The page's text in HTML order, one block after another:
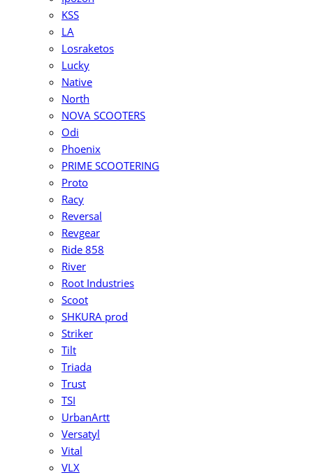
KSS
LA
Losraketos
Lucky
Native
North
NOVA SCOOTERS
Odi
Phoenix
PRIME SCOOTERING
Proto
Racy
Reversal
Revgear
Ride 858
River
Root Industries
Scoot
SHKURA рrоd
Striker
Tilt
Triada
Trust
TSI
UrbanArtt
Versatyl
Vital
VLX